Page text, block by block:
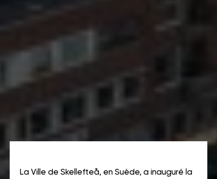
La Ville de Skellefteå, en Suède, a inauguré la